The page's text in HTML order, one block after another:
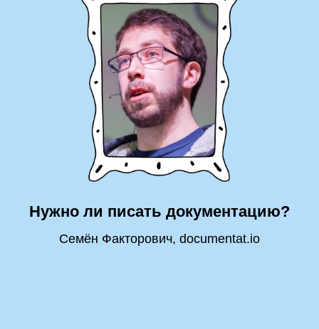
Нужно ли писать документацию?
Семён Факторович, documentat.io